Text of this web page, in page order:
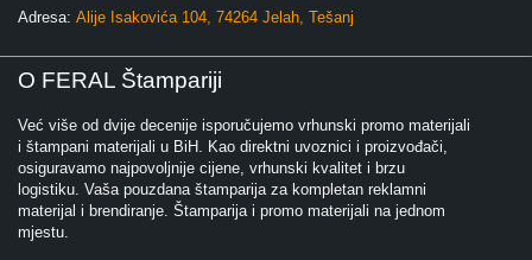
Adresa: Alije Isakovića 104, 74264 Jelah, Tešanj
O FERAL Štampariji
Već više od dvije decenije isporučujemo vrhunski promo materijali
i štampani materijali u BiH. Kao direktni uvoznici i proizvođači,
osiguravamo najpovoljnije cijene, vrhunski kvalitet i brzu
logistiku. Vaša pouzdana štamparija za kompletan reklamni
materijal i brendiranje. Štamparija i promo materijali na jednom
mjestu.